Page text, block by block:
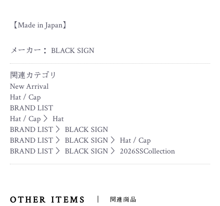
【Made in Japan】
メーカー： BLACK SIGN
関連カテゴリ
New Arrival
Hat / Cap
BRAND LIST
Hat / Cap ＞ Hat
BRAND LIST ＞ BLACK SIGN
BRAND LIST ＞ BLACK SIGN ＞ Hat / Cap
BRAND LIST ＞ BLACK SIGN ＞ 2026SSCollection
OTHER ITEMS 関連商品